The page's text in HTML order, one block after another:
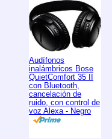
Audífonos
inalámbricos Bose
QuietComfort 35 II
con Bluetooth,
cancelación de
ruido, con control de
voz Alexa - Negro